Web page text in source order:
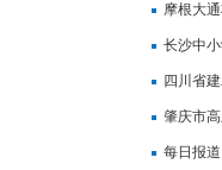
摩根大
下调至
长沙中
四川省
币|每日
肇庆市
本6万人
每日报